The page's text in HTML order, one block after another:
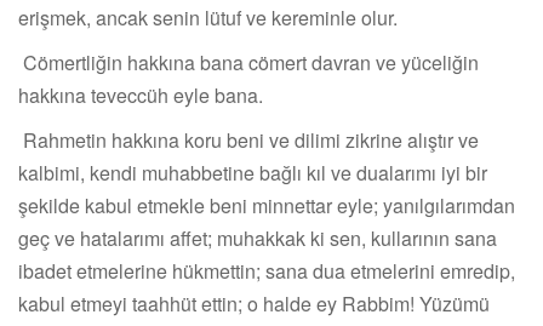
erişmek, ancak senin lütuf ve kereminle olur.
Cömertliğin hakkına bana cömert davran ve yüceliğin
hakkına teveccüh eyle bana.
Rahmetin hakkına koru beni ve dilimi zikrine alıştır ve
kalbimi, kendi muhabbetine bağlı kıl ve dualarımı iyi bir
şekilde kabul etmekle beni minnettar eyle; yanılgılarımdan
geç ve hatalarımı affet; muhakkak ki sen, kullarının sana
ibadet etmelerine hükmettin; sana dua etmelerini emredip,
kabul etmeyi taahhüt ettin; o halde ey Rabbim! Yüzümü